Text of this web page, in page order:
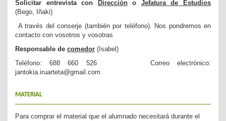
Solicitar entrevista con
Direccióno Jefatura de Estudios
(Bego, Iñaki)
A través del conserje (también por teléfono). Nos pondremos en
contacto con vosotros y vosotras
Responsable de comedor (Isabel)
Teléfono: 688 660 526 Correo electrónico:
jantokia.iruarteta@gmail.com
MATERIAL
Para comprar el material que el alumnado necesitará durante el